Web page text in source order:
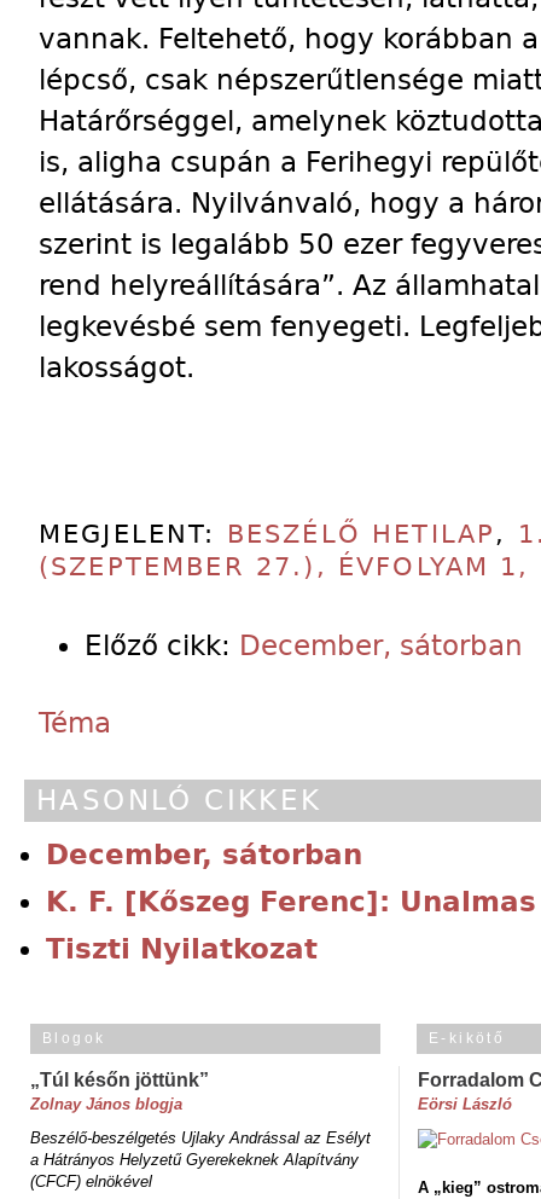
vannak. Feltehető, hogy korábban
lépcső, csak népszerűtlensége
Határőrséggel, amelynek
is, aligha csupán a Ferihegyi
ellátására. Nyilvánvaló, hogy a
szerint is legalább 50 ezer
rend helyreállítására”. Az
legkevésbé sem fenyegeti.
lakosságot.
MEGJELENT: BESZÉLŐ HETILAP ,
(SZEPTEMBER 27.), ÉVFOLYAM
Előző cikk: December, sátorban
Téma
HASONLÓ CIKKEK
December, sátorban
K. F. [Kőszeg Ferenc]:
Tiszti Nyilatkozat
Blogok
„Túl későn jöttünk”
Zolnay János blogja
Beszélő-beszélgetés Ujlaky Andrással az Esélyt
a Hátrányos Helyzetű Gyerekeknek Alapítvány
(CFCF) elnökével
E-kikötő
Forradalom
Eörsi László
A „kieg”